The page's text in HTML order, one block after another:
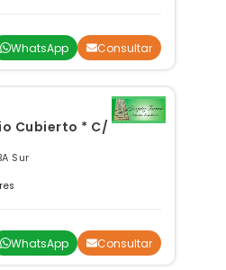
WhatsApp Consultar
Cubierto * C/
Sur
WhatsApp Consultar